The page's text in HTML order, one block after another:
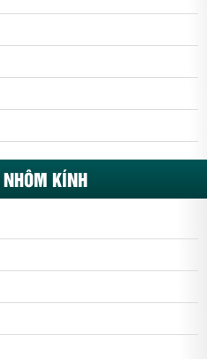
Phòng Tắm Kính Vĩnh Phúc
KÍNH